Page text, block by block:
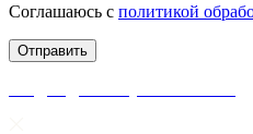
Соглашаюсь с политикой